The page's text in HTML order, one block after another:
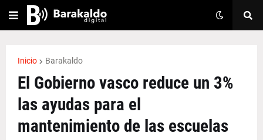
Inicio Barakaldo
El Gobierno vasco reduce un 3%
las ayudas para el
mantenimiento de las escuelas